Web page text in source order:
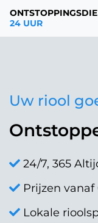
24 UUR
Uw riool
24/7, 365
Prijzen vanaf
Lokale